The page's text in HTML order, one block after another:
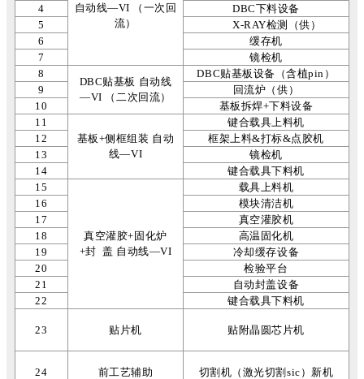
自动线—VI （一次回
流）
4
DBC下料设备
5
X-RAY检测（供）
6
缓存机
7
镜检机
8
DBC贴基板 自动线
—VI （二次回流）
DBC贴基板设备（含植pin）
9
回流炉（供）
10
基板拆焊+下料设备
11
基板+侧框组装 自动
线—VI
键合载具上料机
12
框架上料&打标&点胶机
13
镜检机
14
键合载具下料机
15
真空灌胶+固化炉
+封 盖 自动线—VI
载具上料机
16
模块清洁机
17
真空灌胶机
18
高温固化机
19
冷却缓存设备
20
检验平台
21
自动封盖设备
22
键合载具下料机
23 贴片机 贴附晶圆芯片机
24 前工艺辅助 切割机（激光切割sic）新机